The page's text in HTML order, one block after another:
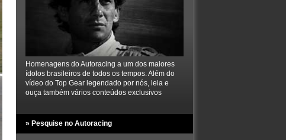
Homenagens do Autoracing a um dos maiores
ídolos brasileiros de todos os tempos. Além do
vídeo do Top Gear legendado por nós, leia e
ouça também vários conteúdos exclusivos
» Pesquise no Autoracing